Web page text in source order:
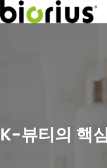
K-뷰티의 핵